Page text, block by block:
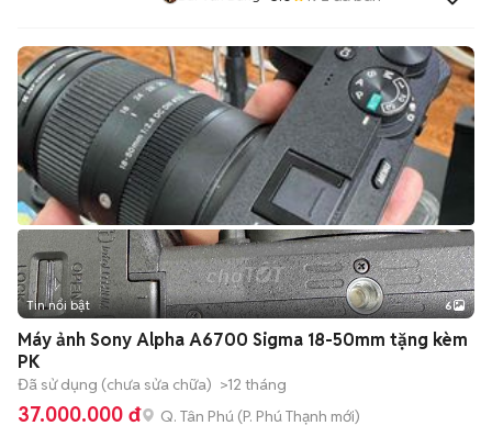
+2
Tin nổi bật 6
Máy ảnh Sony Alpha A6700 Sigma 18-50mm tặng kèm
PK
Đã sử dụng (chưa sửa chữa) >12 tháng
37.000.000 đ Q. Tân Phú (P. Phú Thạnh mới)